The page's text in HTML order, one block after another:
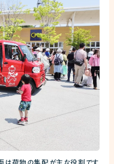
は荷物の集配が主な役割です